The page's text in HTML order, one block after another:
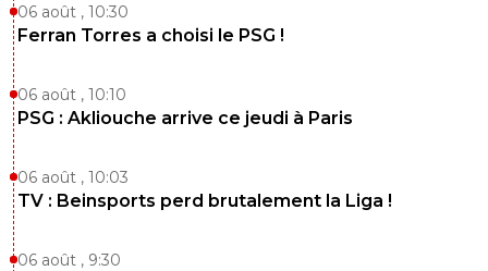
06 août , 10:30
Ferran Torres a choisi le PSG !
06 août , 10:10
PSG : Akliouche arrive ce jeudi à Paris
06 août , 10:03
TV : Beinsports perd brutalement la Liga !
06 août , 9:30